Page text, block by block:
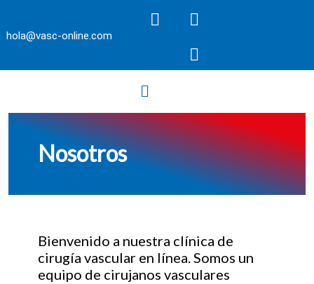
hola@vasc-online.com
Nosotros
Bienvenido a nuestra clínica de
cirugía vascular en línea. Somos un
equipo de cirujanos vasculares